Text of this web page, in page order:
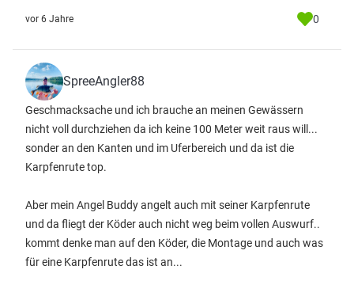
vor 6 Jahre 0
SpreeAngler88
Geschmacksache und ich brauche an meinen Gewässern
nicht voll durchziehen da ich keine 100 Meter weit raus will...
sonder an den Kanten und im Uferbereich und da ist die
Karpfenrute top.
Aber mein Angel Buddy angelt auch mit seiner Karpfenrute
und da fliegt der Köder auch nicht weg beim vollen Auswurf..
kommt denke man auf den Köder, die Montage und auch was
für eine Karpfenrute das ist an...